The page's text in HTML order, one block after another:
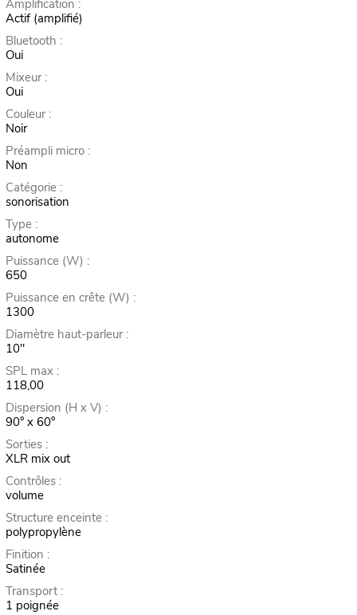
Amplification :
Actif (amplifié)
Bluetooth :
Oui
Mixeur :
Oui
Couleur :
Noir
Préampli micro :
Non
Catégorie :
sonorisation
Type :
autonome
Puissance (W) :
650
Puissance en crête (W) :
1300
Diamètre haut-parleur :
10"
SPL max :
118,00
Dispersion (H x V) :
90° x 60°
Sorties :
XLR mix out
Contrôles :
volume
Structure enceinte :
polypropylène
Finition :
Satinée
Transport :
1 poignée